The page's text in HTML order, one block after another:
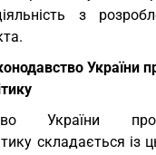
з
України
України
складається із